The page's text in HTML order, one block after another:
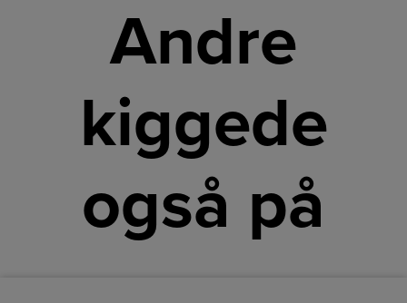
Andre
kiggede
også på